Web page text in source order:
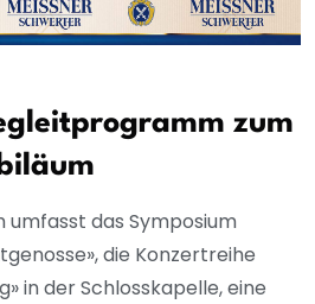
zum
das Symposium
die Konzertreihe
in der Schlosskapelle, eine